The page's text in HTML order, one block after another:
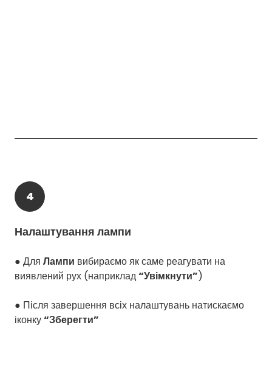
4
Налаштування лампи
● Для Лампи вибираємо як саме реагувати на
виявлений рух (наприклад“Увімкнути”)
● Після завершення всіх налаштувань натискаємо
іконку“Зберегти”